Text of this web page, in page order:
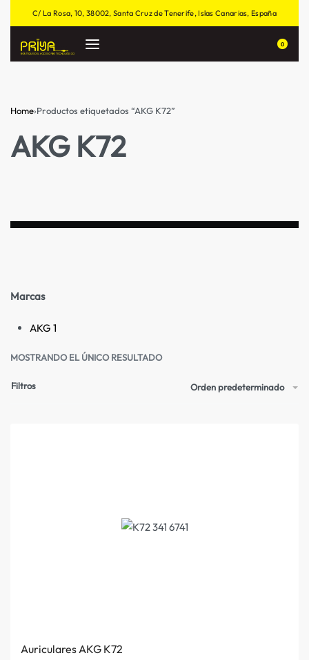
C/ La Rosa, 10, 38002, Santa Cruz de Tenerife, Islas Canarias, España
0
Home›Productos etiquetados “AKG K72”
AKG K72
Marcas
AKG 1
MOSTRANDO EL ÚNICO RESULTADO
Orden predeterminado
Filtros
Auriculares AKG K72